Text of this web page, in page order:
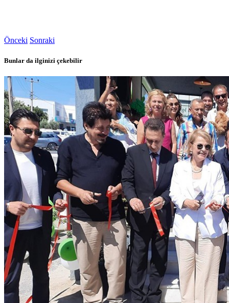
Önceki Sonraki
Bunlar da ilginizi çekebilir